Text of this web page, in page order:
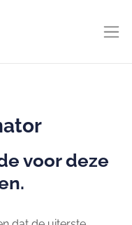
voor deze